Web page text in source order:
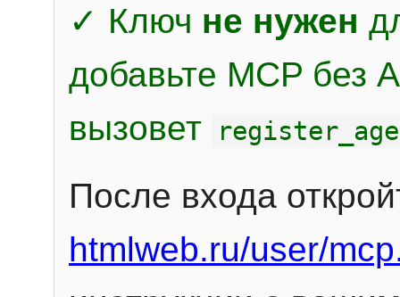
✓ Ключ не нужен
добавьте MCP без
вызовет
После входа
htmlweb.ru/user/